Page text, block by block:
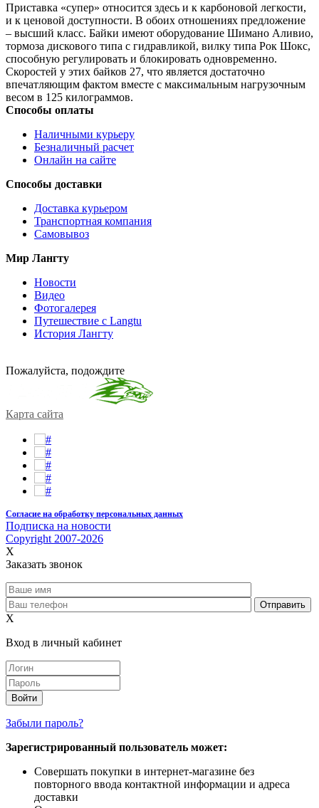
Приставка «супер» относится здесь и к карбоновой легкости,
и к ценовой доступности. В обоих отношениях предложение
– высший класс. Байки имеют оборудование Шимано Аливио,
тормоза дискового типа с гидравликой, вилку типа Рок Шокс,
способную регулировать и блокировать одновременно.
Скоростей у этих байков 27, что является достаточно
впечатляющим фактом вместе с максимальным нагрузочным
весом в 125 килограммов.
Способы оплаты
Наличными курьеру
Безналичный расчет
Онлайн на сайте
Способы доставки
Доставка курьером
Транспортная компания
Самовывоз
Мир Лангту
Новости
Видео
Фотогалерея
Путешествие с Langtu
История Лангту
Пожалуйста, подождите
Карта сайта
Согласие на обработку персональных данных
Подписка на новости
Copyright 2007-2026
X
Заказать звонок
X
Вход в личный кабинет
Забыли пароль?
Зарегистрированный пользователь может:
Совершать покупки в интернет-магазине без
повторного ввода контактной информации и адреса
доставки